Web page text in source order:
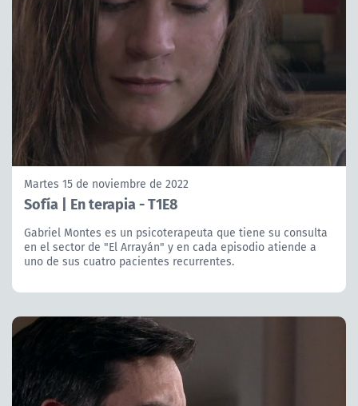
Martes 15 de noviembre de 2022
Sofía | En terapia - T1E8
Gabriel Montes es un psicoterapeuta que tiene su consulta
en el sector de "El Arrayán" y en cada episodio atiende a
uno de sus cuatro pacientes recurrentes.